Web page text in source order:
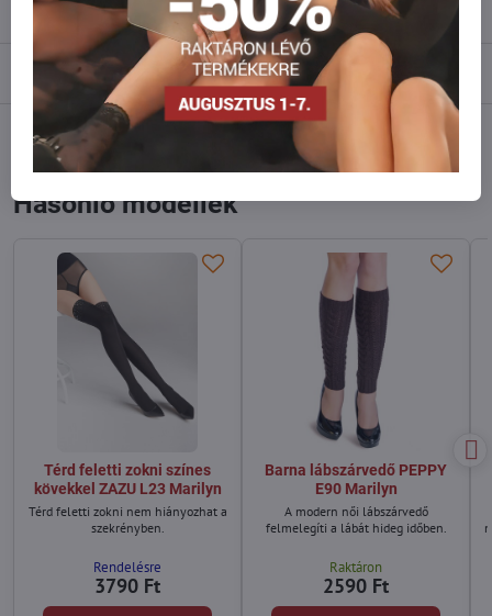
Vélemények 0
Fórum 0
Facebook Reddit LinkedIn WhatsApp
mail
Hasonló modellek
Térd feletti zokni színes
kövekkel ZAZU L23 Marilyn
Térd feletti zokni nem hiányozhat a
szekrényben.
Rendelésre
3790 Ft
Barna lábszárvedő PEPPY
E90 Marilyn
A modern női lábszárvedő
felmelegíti a lábát hideg időben.
Raktáron
2590 Ft